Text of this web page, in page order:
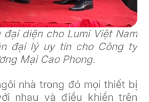
diện cho Lumi Việt Nam
đại lý uy tín cho Công ty
Mại Cao Phong.
nhà trong đó mọi thiết bị
nhau và điều khiển trên